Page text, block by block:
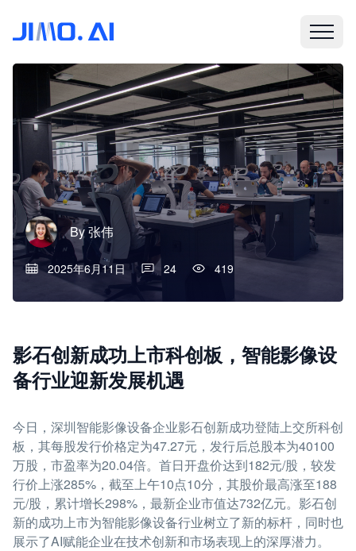
By张伟
2025年6月11日 24 419
影石创新成功上市科创板，智能影像设
备行业迎新发展机遇
今日，深圳智能影像设备企业影石创新成功登陆上交所科创
板，其每股发行价格定为47.27元，发行后总股本为40100
万股，市盈率为20.04倍。首日开盘价达到182元/股，较发
行价上涨285%，截至上午10点10分，其股价最高涨至188
元/股，累计增长298%，最新企业市值达732亿元。影石创
新的成功上市为智能影像设备行业树立了新的标杆，同时也
展示了AI赋能企业在技术创新和市场表现上的深厚潜力。